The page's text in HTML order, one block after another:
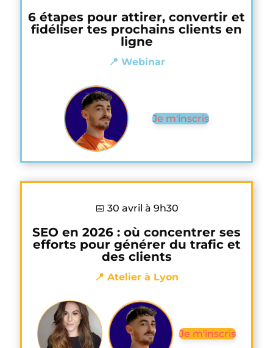
6 étapes pour attirer, convertir et
fidéliser tes prochains clients en
ligne
📍 Webinar
Je m'inscris
📅 30 avril à 9h30
SEO en 2026 : où concentrer ses
efforts pour générer du trafic et
des clients
📍 Atelier à Lyon
Je m'inscris